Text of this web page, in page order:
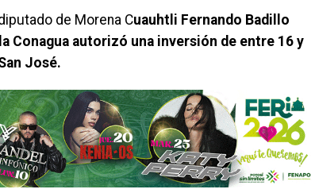
de Morena Cuauhtli Fernando Badillo
Conagua autorizó una inversión de entre 16 y
José.